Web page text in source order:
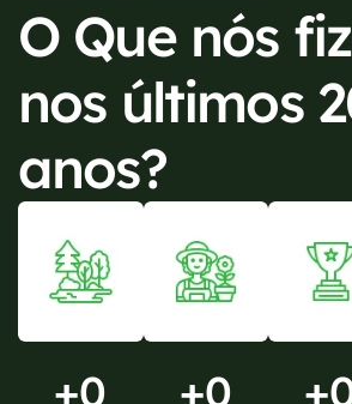
O Que nós
nos últimos
anos?
+0 +0 +